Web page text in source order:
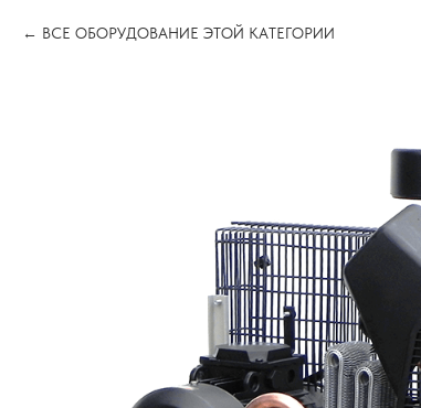
ВСЕ ОБОРУДОВАНИЕ ЭТОЙ КАТЕГОРИИ